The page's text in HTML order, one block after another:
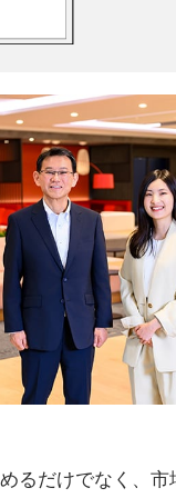
るだけでなく、市